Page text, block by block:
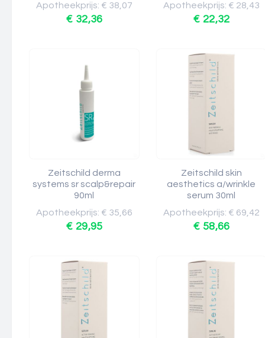
Apotheekprijs: € 38,07
€ 32,36
Apotheekprijs: € 28,43
€ 22,32
Zeitschild derma
systems sr scalp&repair
90ml
Apotheekprijs: € 35,66
€ 29,95
Zeitschild skin
aesthetics a/wrinkle
serum 30ml
Apotheekprijs: € 69,42
€ 58,66